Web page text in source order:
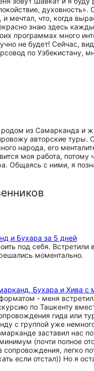
и мечтал, что, когда
знаю здесь
программах много
не будет! Сейчас,
по Узбекистану,
из Самарканда и
авторские туры.
народа, его
моя работа, потому
Общаясь с ними, я
и Бухара за 5 дней
под себя.
моментально.
Бухара и Хива с
- меня
по Ташкенту
гида или
с группой уже
заставил нас
(почти полное
легко
если отстал)) Но я